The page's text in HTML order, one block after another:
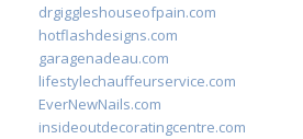
drgiggleshouseofpain.com
hotflashdesigns.com
garagenadeau.com
lifestylechauffeurservice.com
EverNewNails.com
insideoutdecoratingcentre.com